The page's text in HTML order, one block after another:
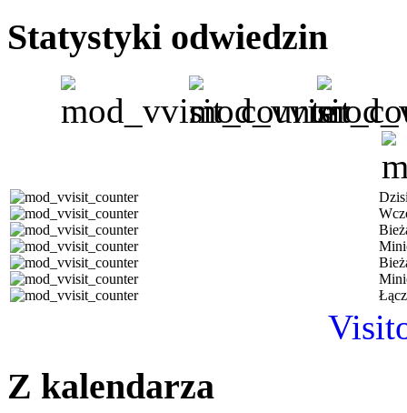
Statystyki odwiedzin
Z kalendarza